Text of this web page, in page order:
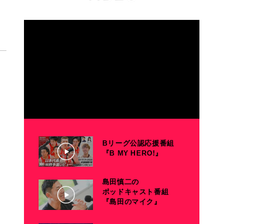
Bリーグ公認応援番組
『B MY HERO!』
島田慎二の
ポッドキャスト番組
『島田のマイク』